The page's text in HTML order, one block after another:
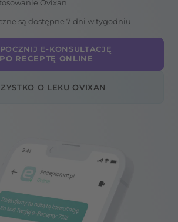
Ovixan
są dostępne 7 dni w tygodniu
E-KONSULTACJĘ
PO RECEPTĘ ONLINE
O LEKU OVIXAN